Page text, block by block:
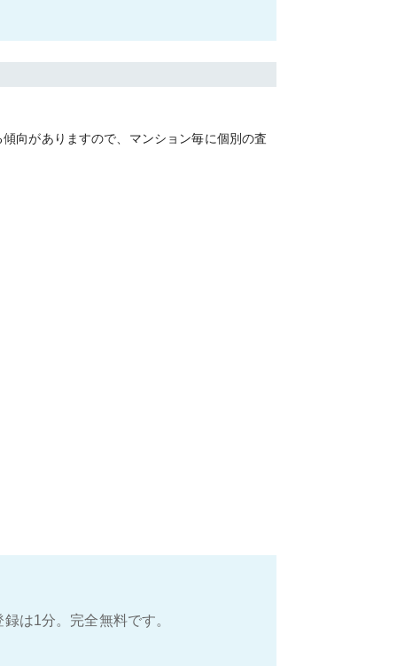
向がありますので、マンション毎に個別の査
は1分。完全無料です。